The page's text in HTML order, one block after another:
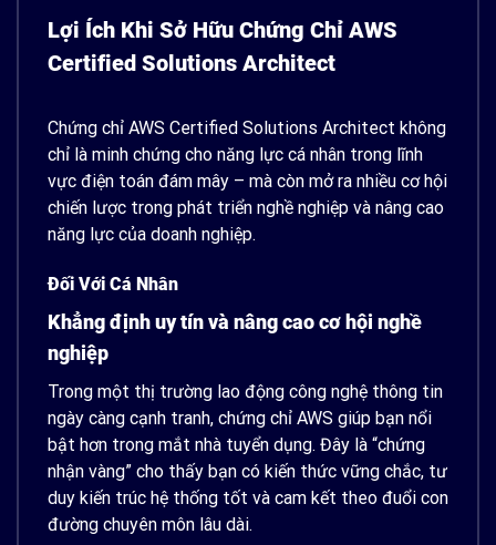
Lợi Ích Khi Sở Hữu Chứng Chỉ AWS
Certified Solutions Architect
Chứng chỉ AWS Certified Solutions Architect không
chỉ là minh chứng cho năng lực cá nhân trong lĩnh
vực điện toán đám mây – mà còn mở ra nhiều cơ hội
chiến lược trong phát triển nghề nghiệp và nâng cao
năng lực của doanh nghiệp.
Đối Với Cá Nhân
Khẳng định uy tín và nâng cao cơ hội nghề
nghiệp
Trong một thị trường lao động công nghệ thông tin
ngày càng cạnh tranh, chứng chỉ AWS giúp bạn nổi
bật hơn trong mắt nhà tuyển dụng. Đây là “chứng
nhận vàng” cho thấy bạn có kiến thức vững chắc, tư
duy kiến trúc hệ thống tốt và cam kết theo đuổi con
đường chuyên môn lâu dài.